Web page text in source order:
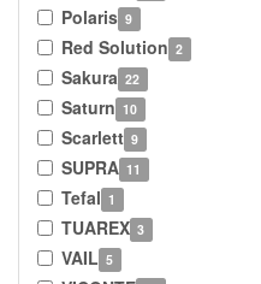
Polaris 9
Red Solution 2
Sakura 22
Saturn 10
Scarlett 9
SUPRA 11
Tefal 1
TUAREX 3
VAIL 5